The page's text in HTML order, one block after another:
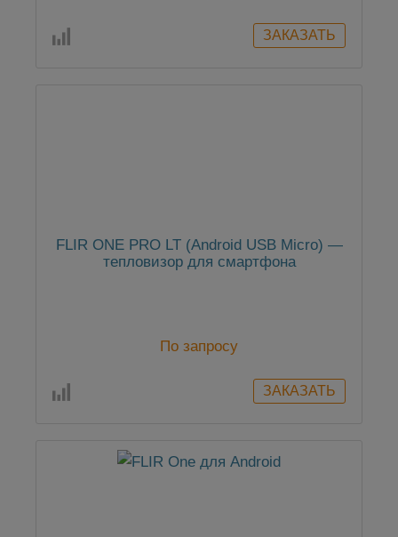
FLIR ONE PRO LT (Android USB Micro) —
тепловизор для смартфона
По запросу